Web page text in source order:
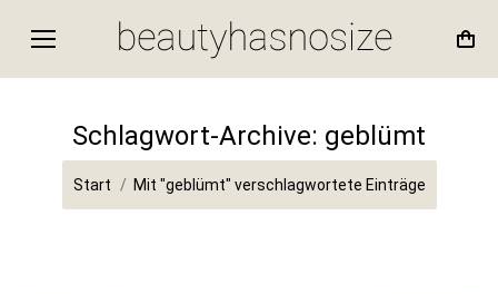
Schlagwort-Archive: geblümt
Sie befinden sich hier:
Start Mit "geblümt" verschlagwortete Einträge